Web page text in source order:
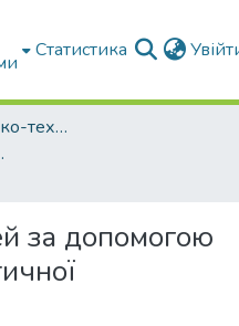
Статистика
Факультет Механіко-технологічний
машин
за допомогою